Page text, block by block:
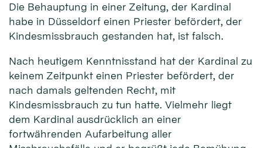
Die Behauptung in einer Zeitung, der Kardinal
habe in Düsseldorf einen Priester befördert, der
Kindesmissbrauch gestanden hat, ist falsch.
Nach heutigem Kenntnisstand hat der Kardinal zu
keinem Zeitpunkt einen Priester befördert, der
nach damals geltenden Recht, mit
Kindesmissbrauch zu tun hatte. Vielmehr liegt
dem Kardinal ausdrücklich an einer
fortwährenden Aufarbeitung aller